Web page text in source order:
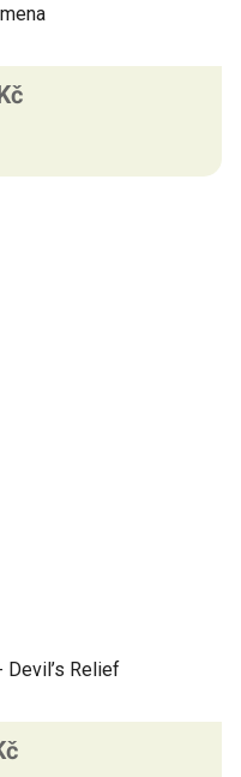
Devil’s Relief